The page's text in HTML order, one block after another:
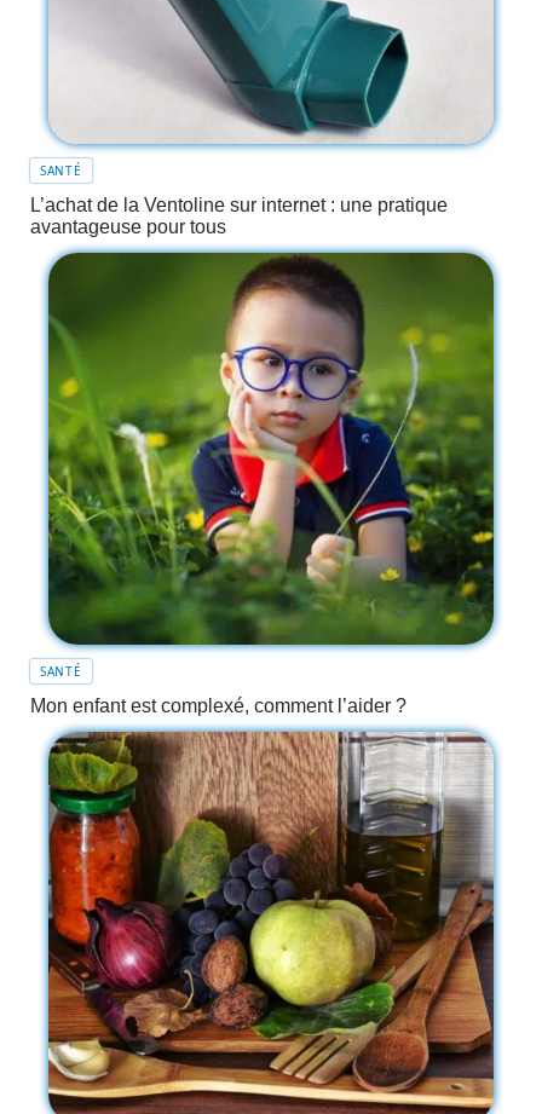
SANTÉ
L’achat de la Ventoline sur internet : une pratique
avantageuse pour tous
SANTÉ
Mon enfant est complexé, comment l’aider ?